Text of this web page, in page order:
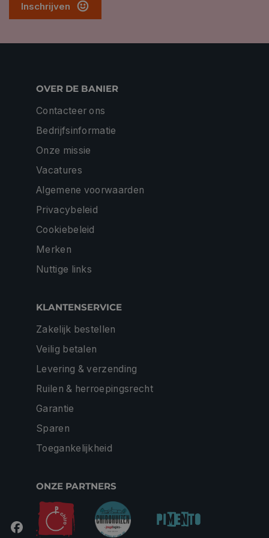
Inschrijven
OVER DE BANIER
Contacteer ons
Bedrijfsinformatie
Onze missie
Vacatures
Algemene voorwaarden
Privacybeleid
Cookiebeleid
Merken
Nuttige links
KLANTENSERVICE
Zakelijk bestellen
Veilig betalen
Levering & verzending
Ruilen & herroepingsrecht
Garantie
Sparen
Toegankelijkheid
ONZE PARTNERS